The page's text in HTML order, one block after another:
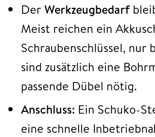
DerWerkzeugbedarf
Meist reichen ein
Schraubenschlüssel, nur
sind zusätzlich eine
passende Dübel nötig.
Anschluss: Ein Schuko-
eine schnelle